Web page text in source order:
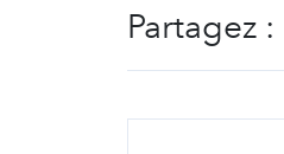
Partagez :